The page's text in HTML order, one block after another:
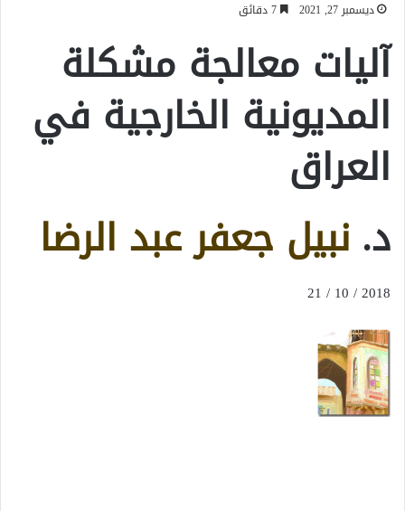
ديسمبر 27, 2021
آليات معالجة مشكلة
المديونية الخارجية في
العراق
د. نبيل جعفر عبد الرضا
2018 / 10 / 21